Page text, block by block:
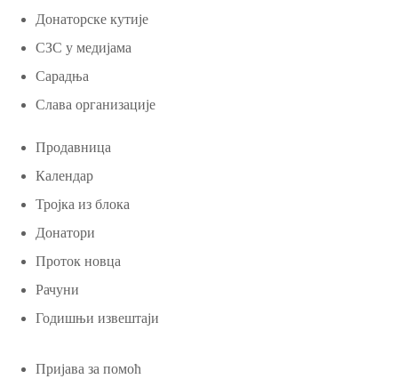
Донаторске кутије
СЗС у медијама
Сарадња
Слава организације
Продавница
Календар
Тројка из блока
Донатори
Проток новца
Рачуни
Годишњи извештаји
Пријава за помоћ